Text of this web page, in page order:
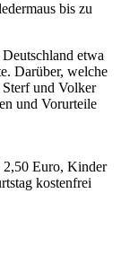
bis zu
etwa
Darüber, welche
und Volker
und Vorurteile
2,50 Euro, Kinder
kostenfrei